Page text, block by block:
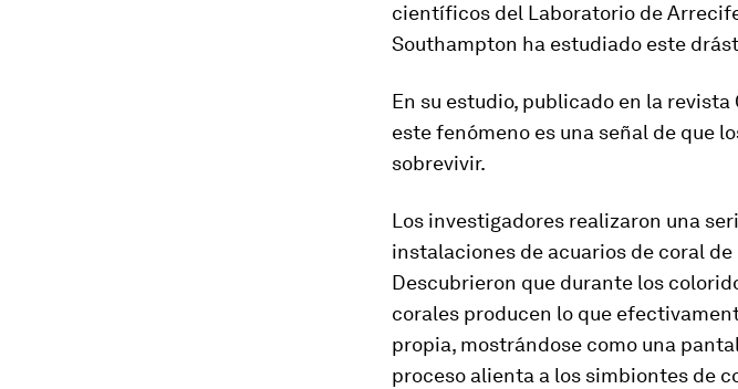
científicos del Laboratorio de
Southampton ha estudiado este
En su estudio, publicado en la
este fenómeno es una señal de que
sobrevivir.
Los investigadores realizaron una
instalaciones de acuarios de coral
Descubrieron que durante los
corales producen lo que
propia, mostrándose como una
proceso alienta a los simbiontes de